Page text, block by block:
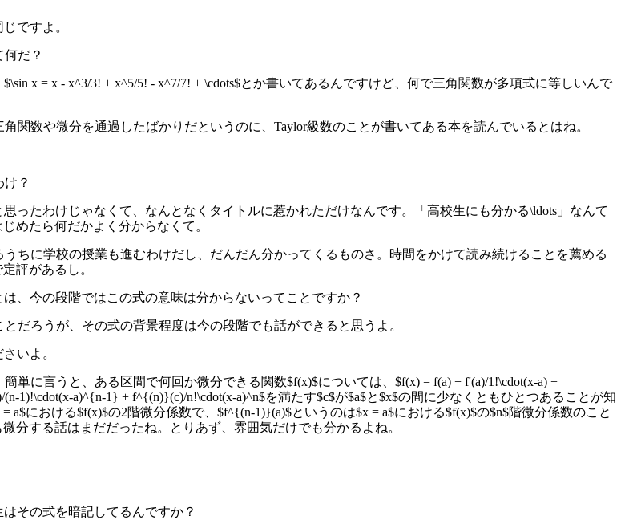
ですよ。
だ？
x = x - x^3/3! + x^5/5! - x^7/7! + \cdots$とか書いてあるんですけど、何で三角関数が多項式に等しいんで
関数や微分を通過したばかりだというのに、Taylor級数のことが書いてある本を読んでいるとはね。
？
ったわけじゃなくて、なんとなくタイトルに惹かれただけなんです。「高校生にも分かる\ldots」なんて
めたら何だかよく分からなくて。
ちに学校の授業も進むわけだし、だんだん分かってくるものさ。時間をかけて読み続けることを薦める
評があるし。
、今の段階ではこの式の意味は分からないってことですか？
だろうが、その式の背景程度は今の段階でも話ができると思うよ。
いよ。
単に言うと、ある区間で何回か微分できる関数$f(x)$については、$f(x) = f(a) + f'(a)/1!\cdot(x-a) +
(n-1)!\cdot(x-a)^{n-1} + f^{(n)}(c)/n!\cdot(x-a)^n$を満たす$c$が$a$と$x$の間に少なくともひとつあることが知
a$における$f(x)$の2階微分係数で、$f^{(n-1)}(a)$というのは$x = a$における$f(x)$の$n$階微分係数のこと
分する話はまだだったね。とりあず、雰囲気だけでも分かるよね。
その式を暗記してるんですか？